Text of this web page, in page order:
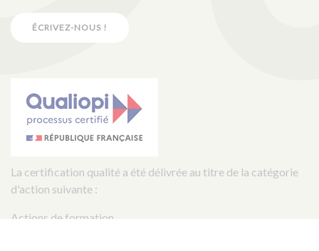
ÉCRIVEZ-NOUS !
La certification qualité a été délivrée au titre de la catégorie
d'action suivante :
Actions de formation